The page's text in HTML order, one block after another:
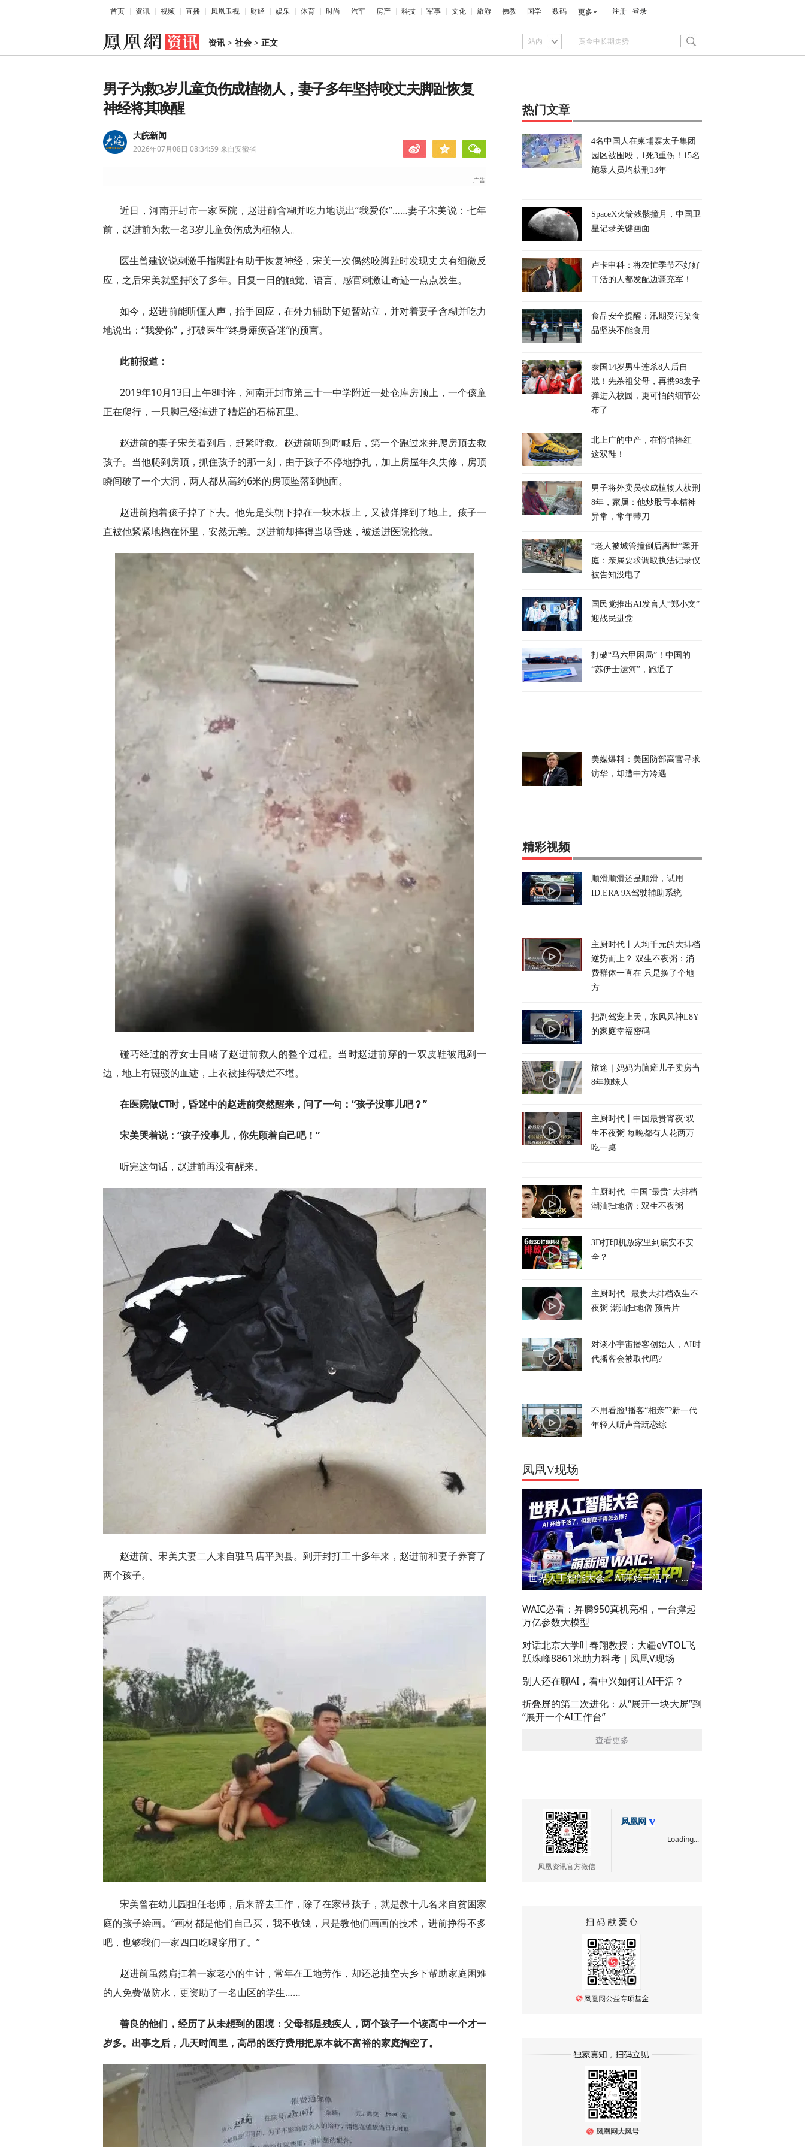
首页 资讯 视频 直播 凤凰卫视 财经 娱乐 体育 时尚 汽车 房产 科技 军事 文化 旅游 佛教 国学 数码 更多 注册 登录
资讯 > 社会 > 正文 站内
男子为救3岁儿童负伤成植物人，妻子多年坚持咬丈夫脚趾恢复
神经将其唤醒
大皖新闻
2026年07月08日 08:34:59 来自安徽省
近日，河南开封市一家医院，赵进前含糊并吃力地说出“我爱你”……妻子宋美说：七年
前，赵进前为救一名3岁儿童负伤成为植物人。
医生曾建议说刺激手指脚趾有助于恢复神经，宋美一次偶然咬脚趾时发现丈夫有细微反
应，之后宋美就坚持咬了多年。日复一日的触觉、语言、感官刺激让奇迹一点点发生。
如今，赵进前能听懂人声，抬手回应，在外力辅助下短暂站立，并对着妻子含糊并吃力
地说出：“我爱你”，打破医生“终身瘫痪昏迷”的预言。
此前报道：
2019年10月13日上午8时许，河南开封市第三十一中学附近一处仓库房顶上，一个孩童
正在爬行，一只脚已经掉进了糟烂的石棉瓦里。
赵进前的妻子宋美看到后，赶紧呼救。赵进前听到呼喊后，第一个跑过来并爬房顶去救
孩子。当他爬到房顶，抓住孩子的那一刻，由于孩子不停地挣扎，加上房屋年久失修，房顶
瞬间破了一个大洞，两人都从高约6米的房顶坠落到地面。
赵进前抱着孩子掉了下去。他先是头朝下掉在一块木板上，又被弹摔到了地上。孩子一
直被他紧紧地抱在怀里，安然无恙。赵进前却摔得当场昏迷，被送进医院抢救。
碰巧经过的荐女士目睹了赵进前救人的整个过程。当时赵进前穿的一双皮鞋被甩到一
边，地上有斑驳的血迹，上衣被挂得破烂不堪。
在医院做CT时，昏迷中的赵进前突然醒来，问了一句：“孩子没事儿吧？”
宋美哭着说： “孩子没事儿，你先顾着自己吧！”
听完这句话，赵进前再没有醒来。
赵进前、宋美夫妻二人来自驻马店平舆县。到开封打工十多年来，赵进前和妻子养育了
两个孩子。
宋美曾在幼儿园担任老师，后来辞去工作，除了在家带孩子，就是教十几名来自贫困家
庭的孩子绘画。“画材都是他们自己买，我不收钱，只是教他们画画的技术，进前挣得不多
吧，也够我们一家四口吃喝穿用了。”
赵进前虽然肩扛着一家老小的生计，常年在工地劳作，却还总抽空去乡下帮助家庭困难
的人免费做防水，更资助了一名山区的学生……
善良的他们，经历了从未想到的困境： 父母都是残疾人，两个孩子一个读高中一个才一
岁多。出事之后，几天时间里，高昂的医疗费用把原本就不富裕的家庭掏空了。
热门文章
4名中国人在柬埔寨太子集团
园区被围殴，1死3重伤！15名
施暴人员均获刑13年
SpaceX火箭残骸撞月，中国卫
星记录关键画面
卢卡申科：将农忙季节不好好
干活的人都发配边疆充军！
食品安全提醒：汛期受污染食
品坚决不能食用
泰国14岁男生连杀8人后自
戕！先杀祖父母，再携98发子
弹进入校园，更可怕的细节公
布了
北上广的中产，在悄悄捧红
这双鞋！
男子将外卖员砍成植物人获刑
8年，家属：他炒股亏本精神
异常，常年带刀
“老人被城管撞倒后离世”案开
庭：亲属要求调取执法记录仪
被告知没电了
国民党推出AI发言人“郑小文”
迎战民进党
打破“马六甲困局”！中国的
“苏伊士运河”，跑通了
美媒爆料：美国防部高官寻求
访华，却遭中方冷遇
精彩视频
顺滑顺滑还是顺滑，试用
ID.ERA 9X驾驶辅助系统
主厨时代丨人均千元的大排档
逆势而上？ 双生不夜粥：消
费群体一直在 只是换了个地
方
把副驾宠上天，东风风神L8Y
的家庭幸福密码
旅途｜妈妈为脑瘫儿子卖房当
8年蜘蛛人
主厨时代丨中国最贵宵夜:双
生不夜粥 每晚都有人花两万
吃一桌
主厨时代 | 中国”最贵“大排档
潮汕扫地僧：双生不夜粥
3D打印机放家里到底安不安
全？
主厨时代 | 最贵大排档双生不
夜粥 潮汕扫地僧 预告片
对谈小宇宙播客创始人，AI时
代播客会被取代吗?
不用看脸!播客“相亲”?新一代
年轻人听声音玩恋综
凤凰V现场
世界人工智能大会：AI开始干活了，但到底干的怎么样？萌新闯WAIC
WAIC必看：昇腾950真机亮相，一台撑起
万亿参数大模型
对话北京大学叶春翔教授：大疆eVTOL飞
跃珠峰8861米助力科考｜凤凰V现场
别人还在聊AI，看中兴如何让AI干活？
折叠屏的第二次进化：从“展开一块大屏”到
“展开一个AI工作台”
查看更多
凤凰资讯官方微信
凤凰网
Loading...